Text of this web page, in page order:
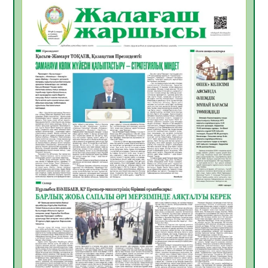
ҚЫЗЫЛОРДАДА «САНАЛЫ ҰРПАҚ –
ЖАРҚЫН БОЛАШАҚ» АТТЫ КЕҢЕЙТІЛГЕН
МӘЖІЛІС ӨТТІ
05.08.2026
34
Қазақстан Орталық Азиядағы көшуге ең
қолайлы ел атанды
05.08.2026
35
Өрт қауіпсіздігі талаптарын сақтау – әр
азаматтың міндеті
05.08.2026
35
Руслан Рүстемұлы облыс әкімінің
кеңесшісі болып тағайындалды
05.08.2026
33
Цифрландыру саласын дамыту аясында
салынатын жаңа орталықтың жобасы
талқыланды